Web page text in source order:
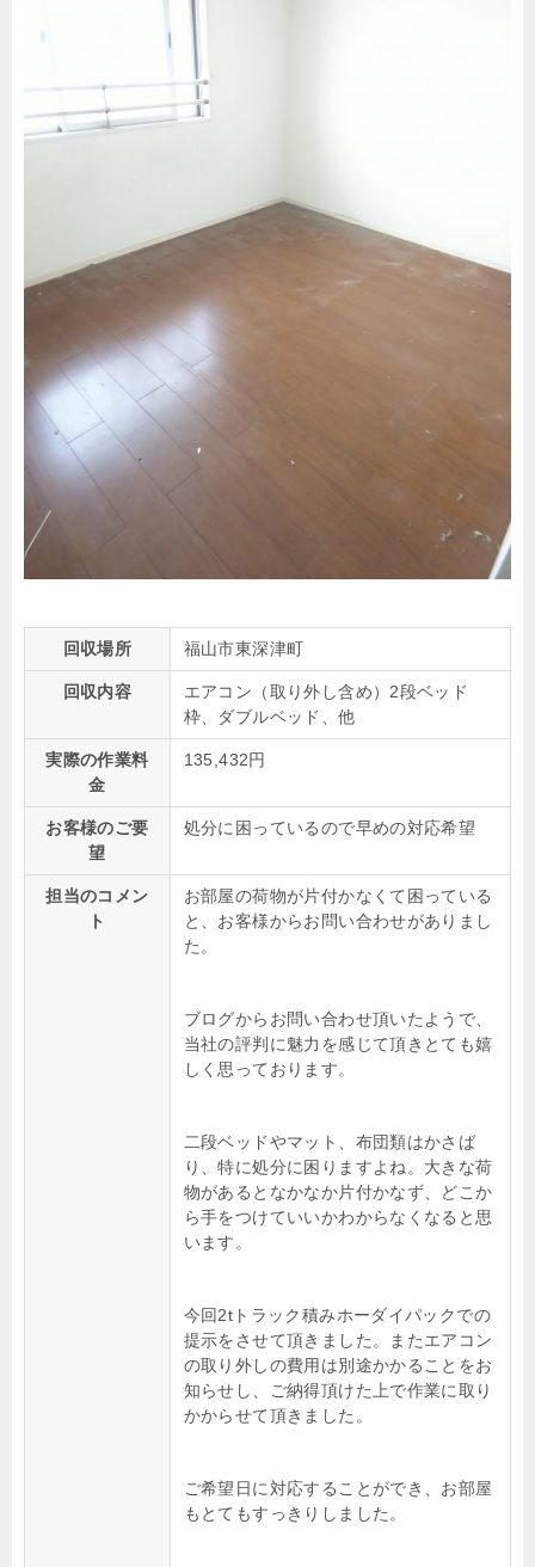
回収場所 福山市東深津町
回収内容
エアコン（取り外し含め）2段ベッド
枠、ダブルベッド、他
実際の作業料
金
135,432円
お客様のご要
望
処分に困っているので早めの対応希望
担当のコメン
ト
お部屋の荷物が片付かなくて困っている
と、お客様からお問い合わせがありまし
た。
ブログからお問い合わせ頂いたようで、
当社の評判に魅力を感じて頂きとても嬉
しく思っております。
二段ベッドやマット、布団類はかさば
り、特に処分に困りますよね。大きな荷
物があるとなかなか片付かなず、どこか
ら手をつけていいかわからなくなると思
います。
今回2tトラック積みホーダイパックでの
提示をさせて頂きました。またエアコン
の取り外しの費用は別途かかることをお
知らせし、ご納得頂けた上で作業に取り
かからせて頂きました。
ご希望日に対応することができ、お部屋
もとてもすっきりしました。